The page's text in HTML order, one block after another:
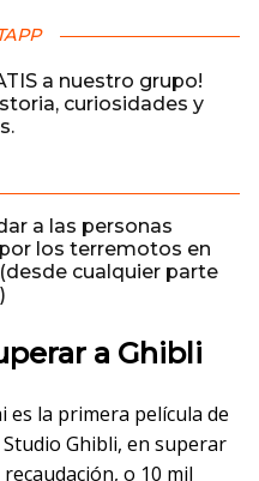
a nuestro grupo!
curiosidades y
a las personas
los terremotos en
cualquier parte
a Ghibli
es la primera película de
Ghibli, en superar
o 10 mil